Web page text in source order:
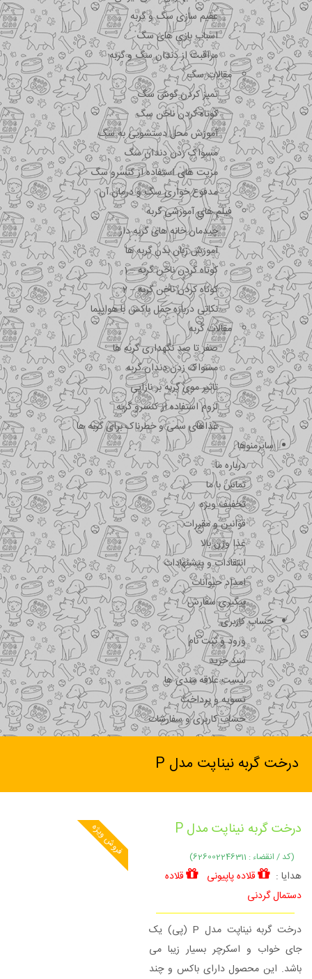
عقیم سازی سگ و گربه
اسباب بازی های سگ
مراقبت از دندان سگ و گربه
مقالات سگ
تمیز کردن گوش سگ
کوتاه کردن ناخن سگ
آموزش محل دستشویی به سگ
مسواک زدن دندان سگ
مزیت های استفاده از کنسرو سگ
مدفوع خواری سگ و درمان آن
فیلم های آموزشی گربه
چیدمان خانه های گربه دار
آموزش زبان بدن گربه ها
کوتاه کردن ناخن گربه – 1
کوتاه کردن ناخن گربه – 2
نکاتی درباره جمل باکس با هواپیما
مقالات گربه
صفر تا صد نگهداری گربه ها
مسواک زدن دندان گربه
تاثیر موی گربه بر نازایی
لزوم استفاده از کنسرو گربه
غذاهای سمی و خطرناک برای گربه ها
سایرمنوها
درباره ما
تماس با ما
تخفیف ویژه
قوانین و مقررات
غذا وزن بالا
انتقادات و پیشنهادات
امداد حیوانات
پیگیری سفارش
حساب کاربری
ورود و ثبت نام
سبد خرید
لیست علاقه مندی ها
تسویه و پرداخت
حساب کاربری و سفارشات
درخت گربه نیناپت مدل P
فروش ویژه درخت گربه نیناپت مدل P
(کد / انقضاء : 626002246311)
هدایا : قلاده پاپیونی
قلاده
دستمال گردنی
درخت گربه نیناپت مدل P (پی) یک
جای خواب و اسکرچر بسیار زیبا می
باشد. این محصول دارای باکس و چند